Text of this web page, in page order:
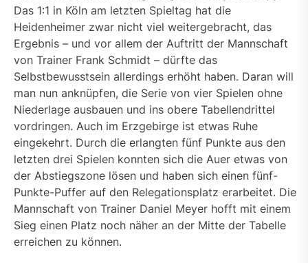
Das 1:1 in Köln am letzten Spieltag hat die
Heidenheimer zwar nicht viel weitergebracht, das
Ergebnis – und vor allem der Auftritt der Mannschaft
von Trainer Frank Schmidt – dürfte das
Selbstbewusstsein allerdings erhöht haben. Daran will
man nun anknüpfen, die Serie von vier Spielen ohne
Niederlage ausbauen und ins obere Tabellendrittel
vordringen. Auch im Erzgebirge ist etwas Ruhe
eingekehrt. Durch die erlangten fünf Punkte aus den
letzten drei Spielen konnten sich die Auer etwas von
der Abstiegszone lösen und haben sich einen fünf-
Punkte-Puffer auf den Relegationsplatz erarbeitet. Die
Mannschaft von Trainer Daniel Meyer hofft mit einem
Sieg einen Platz noch näher an der Mitte der Tabelle
erreichen zu können.